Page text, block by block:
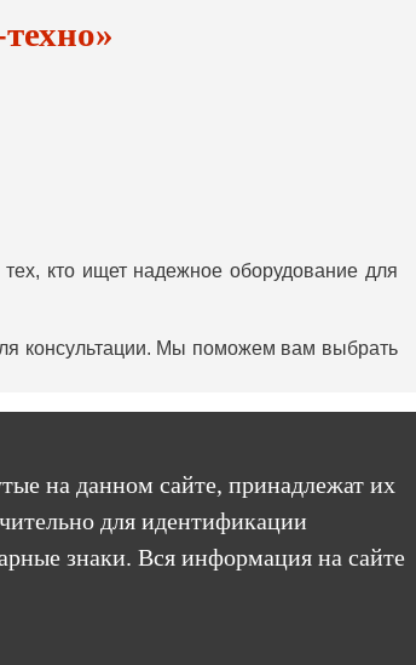
кто ищет надежное оборудование для
консультации. Мы поможем вам выбрать
на данном сайте, принадлежат их
для идентификации
знаки. Вся информация на сайте